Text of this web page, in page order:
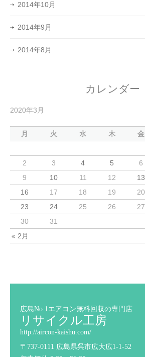
2014年10月
2014年9月
2014年8月
カレンダー
2020年3月
月 火 水 木 金
« 2月
2
3 4 5 6
9
10 11 12 13
16
17 18 19 20
23
24 25 26 27
30
31
広島No.1エアコン無料回収の専門店
リサイクル工房
http://aircon-kaishu.com/
〒737-0111 広島県呉市広大広1-1-52